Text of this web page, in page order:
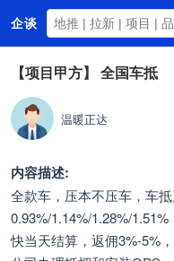
企谈
首页
商务资源
资讯动态
关于我们
【项目甲方】 全国车抵
温暖正达
内容描述:
全款车，压本不压车，车
0.93%/1.14%/1.28%/
快当天结算，返佣3%-5%